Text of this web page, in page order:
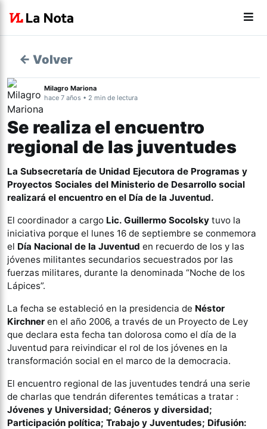
← Volver
Milagro Mariona
hace 7 años • 2 min de lectura
Se realiza el encuentro
regional de las juventudes
La Subsecretaría de Unidad Ejecutora de Programas y
Proyectos Sociales del Ministerio de Desarrollo social
realizará el encuentro en el Día de la Juventud.
El coordinador a cargo Lic. Guillermo Socolsky tuvo la
iniciativa porque el lunes 16 de septiembre se conmemora
el Día Nacional de la Juventud en recuerdo de los y las
jóvenes militantes secundarios secuestrados por las
fuerzas militares, durante la denominada “Noche de los
Lápices”.
La fecha se estableció en la presidencia de Néstor
Kirchner en el año 2006, a través de un Proyecto de Ley
que declara esta fecha tan dolorosa como el día de la
Juventud para reivindicar el rol de los jóvenes en la
transformación social en el marco de la democracia.
El encuentro regional de las juventudes tendrá una serie
de charlas que tendrán diferentes temáticas a tratar :
Jóvenes y Universidad; Géneros y diversidad;
Participación política; Trabajo y Juventudes; Difusión: